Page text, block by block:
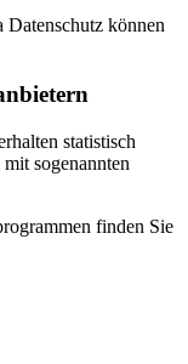
können
statistisch
sogenannten
finden Sie